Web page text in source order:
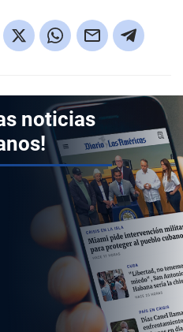
noticias